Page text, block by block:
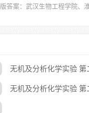
答案：武汉生物工程学院、
无机及分析化学实验
无机及分析化学实验